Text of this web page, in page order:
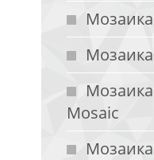
Mosaic